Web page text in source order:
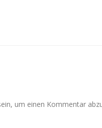
um einen Kommentar